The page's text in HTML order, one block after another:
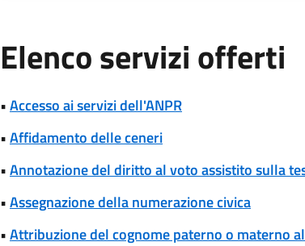
Elenco servizi offerti
•Accesso ai servizi dell'ANPR
•Affidamento delle ceneri
•Annotazione del diritto al voto assistito sulla
•Assegnazione della numerazione civica
•Attribuzione del cognome paterno o materno